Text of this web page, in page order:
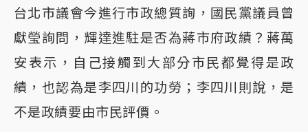
台北市議會今進行市政總質詢，國民黨議員曾
獻瑩詢問，輝達進駐是否為蔣市府政績？蔣萬
安表示，自己接觸到大部分市民都覺得是政
績，也認為是李四川的功勞；李四川則說，是
不是政績要由市民評價。